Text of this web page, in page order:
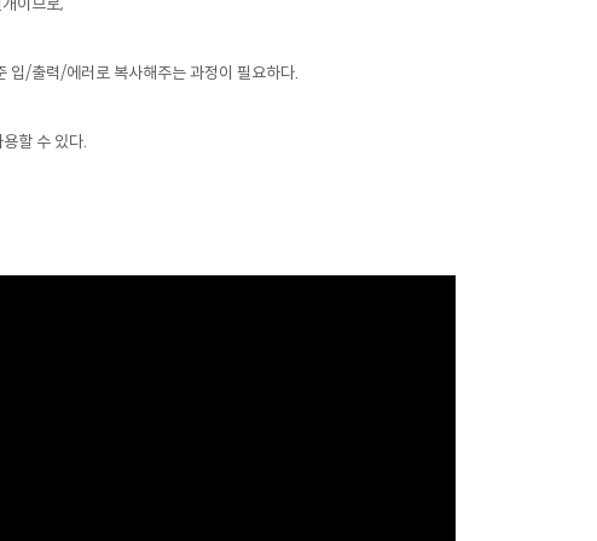
이므로,
/출력/에러로 복사해주는 과정이 필요하다.
할 수 있다.